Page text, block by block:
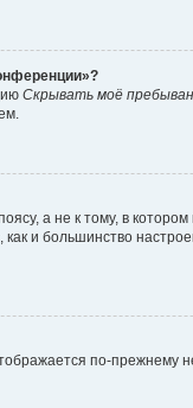
Скрывать моё
а не к тому, в
и большинство
по-